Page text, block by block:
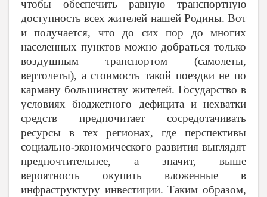
чтобы обеспечить равную транспортную
доступность всех жителей нашей Родины. Вот
и получается, что до сих пор до многих
населенных пунктов можно добраться только
воздушным транспортом (самолеты,
вертолеты), а стоимость такой поездки не по
карману большинству жителей. Государство в
условиях бюджетного дефицита и нехватки
средств предпочитает сосредотачивать
ресурсы в тех регионах, где перспективы
социально-экономического развития выглядят
предпочтительнее, а значит, выше
вероятность окупить вложенные в
инфраструктуру инвестиции. Таким образом,